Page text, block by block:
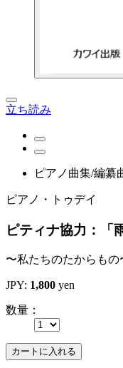
立ち読み
ピアノ曲集/編纂
ピアノ・トゥデイ
ピティナ協力：「
〜私たちのたからもの
JPY: 1,800 yen
数量：
カートに入れる